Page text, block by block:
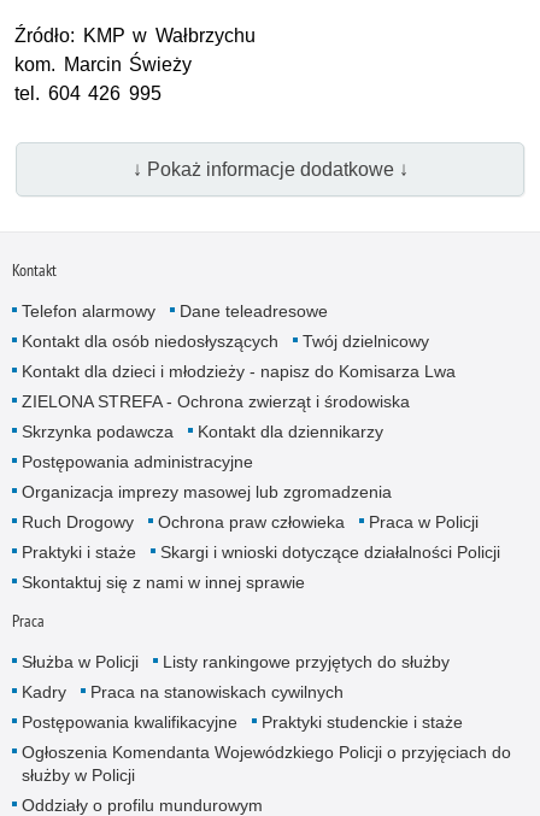
Źródło: KMP w Wałbrzychu
kom. Marcin Świeży
tel. 604 426 995
↓ Pokaż informacje dodatkowe ↓
Kontakt
Telefon alarmowy
Dane teleadresowe
Kontakt dla osób niedosłyszących
Twój dzielnicowy
Kontakt dla dzieci i młodzieży - napisz do Komisarza Lwa
ZIELONA STREFA - Ochrona zwierząt i środowiska
Skrzynka podawcza
Kontakt dla dziennikarzy
Postępowania administracyjne
Organizacja imprezy masowej lub zgromadzenia
Ruch Drogowy
Ochrona praw człowieka
Praca w Policji
Praktyki i staże
Skargi i wnioski dotyczące działalności Policji
Skontaktuj się z nami w innej sprawie
Praca
Służba w Policji
Listy rankingowe przyjętych do służby
Kadry
Praca na stanowiskach cywilnych
Postępowania kwalifikacyjne
Praktyki studenckie i staże
Ogłoszenia Komendanta Wojewódzkiego Policji o przyjęciach do
służby w Policji
Oddziały o profilu mundurowym